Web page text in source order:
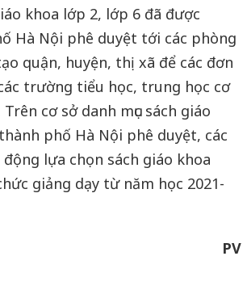
khoa lớp 2, lớp 6 đã được
Hà Nội phê duyệt tới các phòng
quận, huyện, thị xã để các đơn
trường tiểu học, trung học cơ
cơ sở danh mục sách giáo
phố Hà Nội phê duyệt, các
lựa chọn sách giáo khoa
giảng dạy từ năm học 2021-
PV